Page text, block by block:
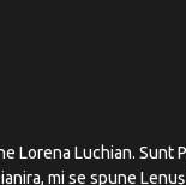
Lorena Luchian. Sunt
mi se spune